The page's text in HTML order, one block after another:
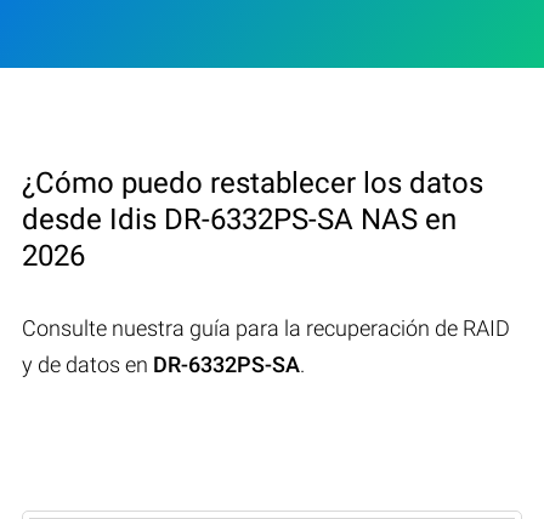
¿Cómo puedo restablecer los datos
desde Idis DR-6332PS-SA NAS en
2026
Consulte nuestra guía para la recuperación de RAID
y de datos en DR-6332PS-SA.